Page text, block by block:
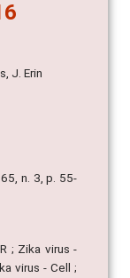
J. Erin
n. 3, p. 55-
; Zika virus -
virus - Cell ;